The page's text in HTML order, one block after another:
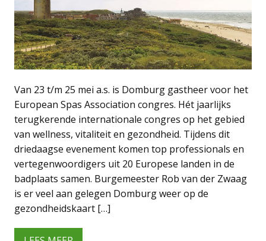
Van 23 t/m 25 mei a.s. is Domburg gastheer voor het
European Spas Association congres. Hét jaarlijks
terugkerende internationale congres op het gebied
van wellness, vitaliteit en gezondheid. Tijdens dit
driedaagse evenement komen top professionals en
vertegenwoordigers uit 20 Europese landen in de
badplaats samen. Burgemeester Rob van der Zwaag
is er veel aan gelegen Domburg weer op de
gezondheidskaart […]